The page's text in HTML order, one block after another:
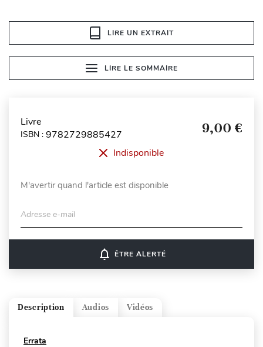
LIRE UN EXTRAIT
LIRE LE SOMMAIRE
Livre
ISBN : 9782729885427 9,00 €
Indisponible
M'avertir quand l'article est disponible
Adresse e-mail
notifications_none ÊTRE ALERTÉ
Vidéos
Audios
Description
Errata